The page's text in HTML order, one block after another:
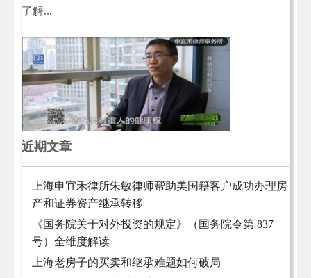
了解...
近期文章
上海申宜禾律所朱敏律师帮助美国籍客户成功办理房
产和证券资产继承转移
《国务院关于对外投资的规定》（国务院令第 837
号）全维度解读
上海老房子的买卖和继承难题如何破局